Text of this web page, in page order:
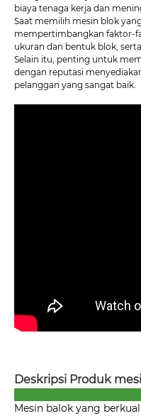
biaya tenaga kerja dan
Saat memilih mesin blok
mempertimbangkan faktor-
ukuran dan bentuk blok,
Selain itu, penting untuk
dengan reputasi
pelanggan yang sangat baik.
Deskripsi Produk
Mesin balok yang